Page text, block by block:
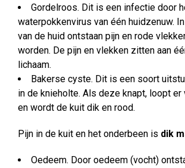
Gordelroos. Dit is een infectie door
waterpokkenvirus van één huidzenuw.
van de huid ontstaan pijn en rode
worden. De pijn en vlekken zitten aan
lichaam.
Bakerse cyste. Dit is een soort
in de knieholte. Als deze knapt, loopt er
en wordt de kuit dik en rood.
Pijn in de kuit en het onderbeen is dik
Oedeem. Door oedeem (vocht)